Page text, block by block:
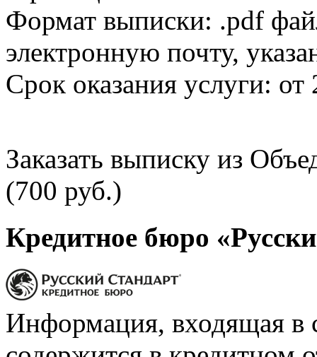
Формат выписки: .pdf
электронную почту,
Срок оказания услуги: от
Заказать выписку из
(700 руб.)
Кредитное бюро
Информация, входящая в